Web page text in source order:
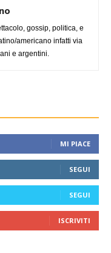
gossip, politica, e
americano infatti via
e argentini.
MI PIACE
SEGUI
SEGUI
ISCRIVITI